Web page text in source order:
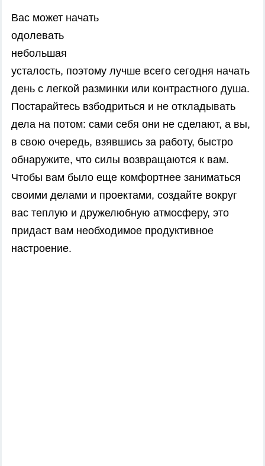
Вас может начать
одолевать
небольшая
усталость, поэтому лучше всего сегодня начать
день с легкой разминки или контрастного душа.
Постарайтесь взбодриться и не откладывать
дела на потом: сами себя они не сделают, а вы,
в свою очередь, взявшись за работу, быстро
обнаружите, что силы возвращаются к вам.
Чтобы вам было еще комфортнее заниматься
своими делами и проектами, создайте вокруг
вас теплую и дружелюбную атмосферу, это
придаст вам необходимое продуктивное
настроение.